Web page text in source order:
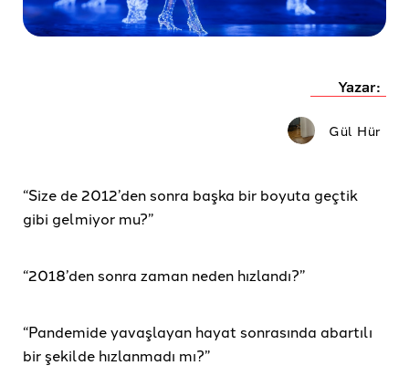
Yazar:
Gül Hür
“Size de 2012’den sonra başka bir boyuta geçtik
gibi gelmiyor mu?”
“2018’den sonra zaman neden hızlandı?”
“Pandemide yavaşlayan hayat sonrasında abartılı
bir şekilde hızlanmadı mı?”